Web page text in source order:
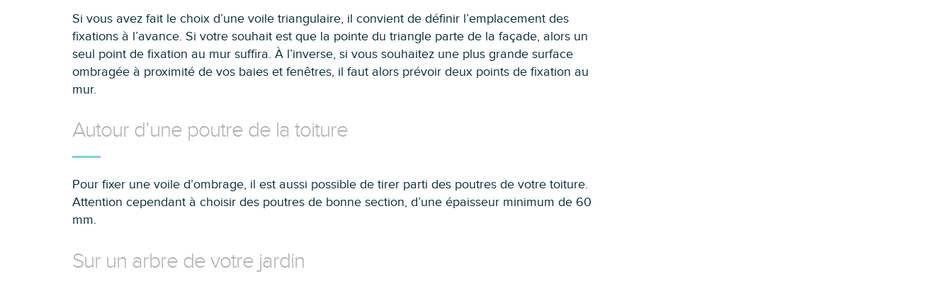
Si vous avez fait le choix d’une voile triangulaire, il convient de définir l’emplacement des
fixations à l’avance. Si votre souhait est que la pointe du triangle parte de la façade, alors un
seul point de fixation au mur suffira. À l’inverse, si vous souhaitez une plus grande surface
ombragée à proximité de vos baies et fenêtres, il faut alors prévoir deux points de fixation au
mur.
Autour d’une poutre de la toiture
Pour fixer une voile d’ombrage, il est aussi possible de tirer parti des poutres de votre toiture.
Attention cependant à choisir des poutres de bonne section, d’une épaisseur minimum de 60
mm.
Sur un arbre de votre jardin